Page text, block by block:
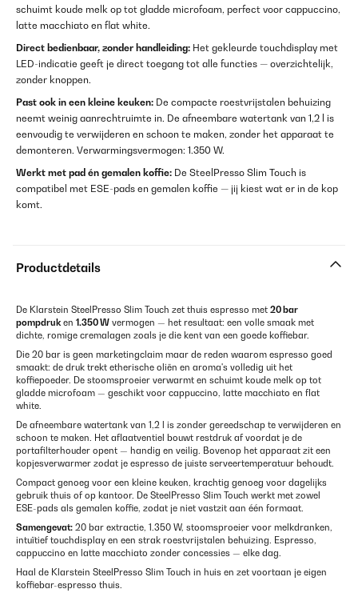
schuimt koude melk op tot gladde microfoam, perfect voor cappuccino,
latte macchiato en flat white.
Direct bedienbaar, zonder handleiding: Het gekleurde touchdisplay met
LED-indicatie geeft je direct toegang tot alle functies — overzichtelijk,
zonder knoppen.
Past ook in een kleine keuken: De compacte roestvrijstalen behuizing
neemt weinig aanrechtruimte in. De afneembare watertank van 1,2 l is
eenvoudig te verwijderen en schoon te maken, zonder het apparaat te
demonteren. Verwarmingsvermogen: 1.350 W.
Werkt met pad én gemalen koffie: De SteelPresso Slim Touch is
compatibel met ESE-pads en gemalen koffie — jij kiest wat er in de kop
komt.
Productdetails
De Klarstein SteelPresso Slim Touch zet thuis espresso met 20 bar
pompdruken 1.350 W vermogen — het resultaat: een volle smaak met
dichte, romige cremalagen zoals je die kent van een goede koffiebar.
Die 20 bar is geen marketingclaim maar de reden waarom espresso goed
smaakt: de druk trekt etherische oliën en aroma's volledig uit het
koffiepoeder. De stoomsproeier verwarmt en schuimt koude melk op tot
gladde microfoam — geschikt voor cappuccino, latte macchiato en flat
white.
De afneembare watertank van 1,2 l is zonder gereedschap te verwijderen en
schoon te maken. Het aflaatventiel bouwt restdruk af voordat je de
portafilterhouder opent — handig en veilig. Bovenop het apparaat zit een
kopjesverwarmer zodat je espresso de juiste serveertemperatuur behoudt.
Compact genoeg voor een kleine keuken, krachtig genoeg voor dagelijks
gebruik thuis of op kantoor. De SteelPresso Slim Touch werkt met zowel
ESE-pads als gemalen koffie, zodat je niet vastzit aan één formaat.
Samengevat: 20 bar extractie, 1.350 W, stoomsproeier voor melkdranken,
intuïtief touchdisplay en een strak roestvrijstalen behuizing. Espresso,
cappuccino en latte macchiato zonder concessies — elke dag.
Haal de Klarstein SteelPresso Slim Touch in huis en zet voortaan je eigen
koffiebar-espresso thuis.